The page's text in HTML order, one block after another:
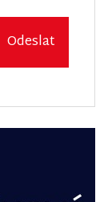
Odeslat